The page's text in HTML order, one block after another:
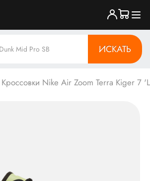
ИСКАТЬ
Кроссовки Nike Air Zoom Terra Kiger 7